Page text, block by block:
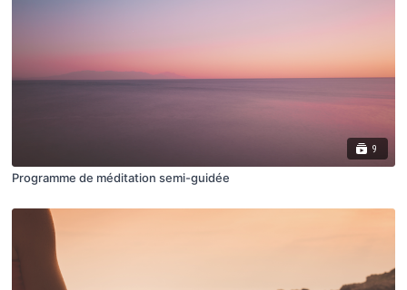
9
Programme de méditation semi-guidée